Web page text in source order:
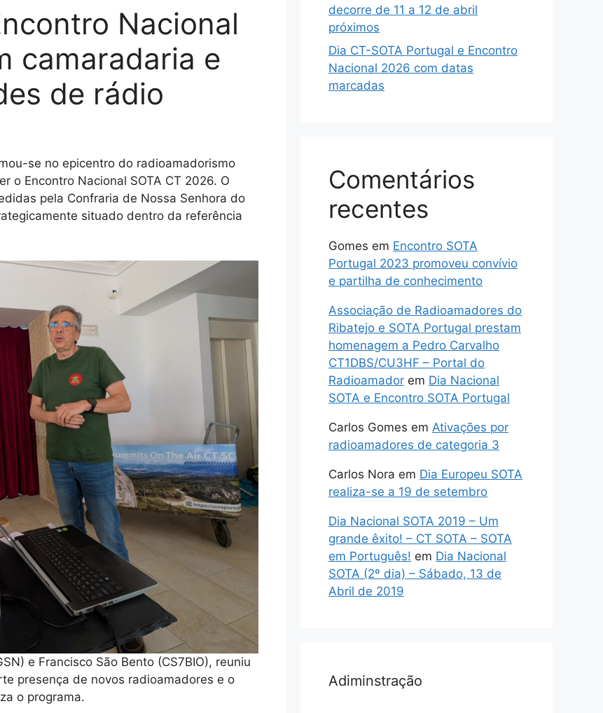
Nacional
camaradaria e
de rádio
se no epicentro do radioamadorismo
o Encontro Nacional SOTA CT 2026. O
pela Confraria de Nossa Senhora do
situado dentro da referência
e Francisco São Bento (CS7BIO), reuniu
presença de novos radioamadores e o
o programa.
decorre de 11 a 12 de abril
próximos
Dia CT-SOTA Portugal e Encontro
Nacional 2026 com datas
marcadas
Comentários
recentes
Gomes em Encontro SOTA
Portugal 2023 promoveu convívio
e partilha de conhecimento
Associação de Radioamadores do
Ribatejo e SOTA Portugal prestam
homenagem a Pedro Carvalho
CT1DBS/CU3HF – Portal do
Radioamador em Dia Nacional
SOTA e Encontro SOTA Portugal
Carlos Gomes em Ativações por
radioamadores de categoria 3
Carlos Nora em Dia Europeu SOTA
realiza-se a 19 de setembro
Dia Nacional SOTA 2019 – Um
grande êxito! – CT SOTA – SOTA
em Português! em Dia Nacional
SOTA (2º dia) – Sábado, 13 de
Abril de 2019
Adiminstração